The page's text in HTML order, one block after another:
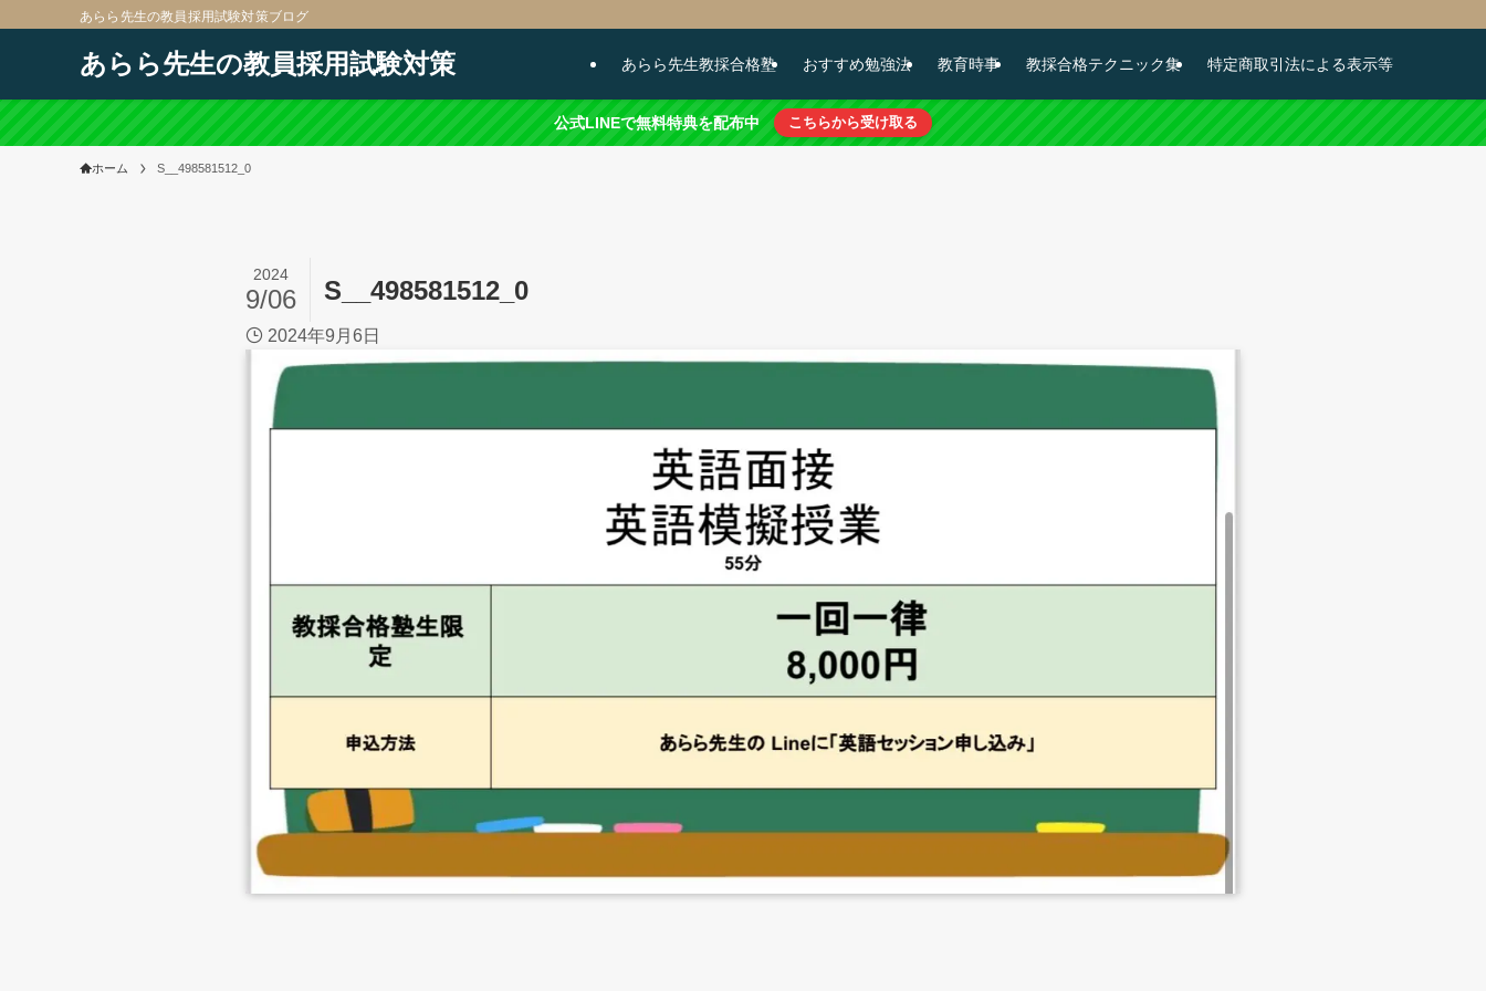
あらら先生の教員採用試験対策ブログ
あらら先生の教員採用試験対策 あらら先生教採合格塾 おすすめ勉強法 教育時事 教採合格テクニック集 特定商取引法による表示等
公式LINEで無料特典を配布中 こちらから受け取る
ホーム S__498581512_0
S__498581512_0
2024
9/06
2024年9月6日